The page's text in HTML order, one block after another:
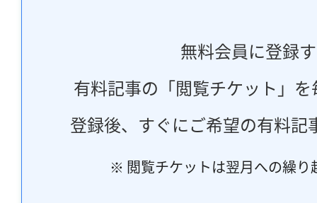
無料会員に登録
有料記事の「閲覧チケット」
登録後、すぐにご希望の有料記
※ 閲覧チケットは翌月への繰り